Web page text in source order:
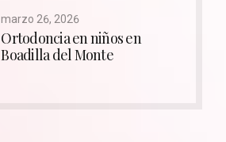
marzo 26, 2026
Ortodoncia en niños en
Boadilla del Monte